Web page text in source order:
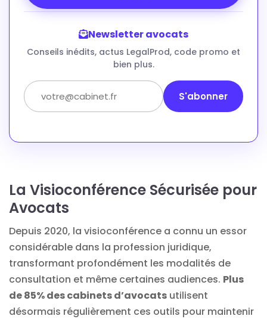
Newsletter avocats
Conseils inédits, actus LegalProd, code promo et
bien plus.
S'abonner
La Visioconférence Sécurisée pour
Avocats
Depuis 2020, la visioconférence a connu un essor
considérable dans la profession juridique,
transformant profondément les modalités de
consultation et même certaines audiences. Plus
de 85% des cabinets d’avocats utilisent
désormais régulièrement ces outils pour maintenir